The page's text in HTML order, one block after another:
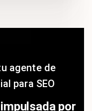
agente de
para SEO
por